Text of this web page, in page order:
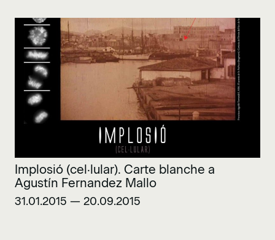
Implosió (cel·lular). Carte blanche a
Agustín Fernandez Mallo
31.01.2015 — 20.09.2015